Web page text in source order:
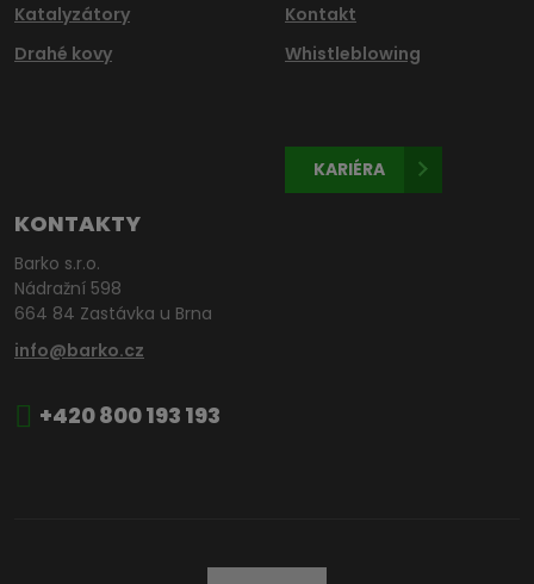
Katalyzátory
Drahé kovy
Kontakt
Whistleblowing
KARIÉRA
KONTAKTY
Barko s.r.o.
Nádražní 598
664 84 Zastávka u Brna
info@barko.cz
+420 800 193 193